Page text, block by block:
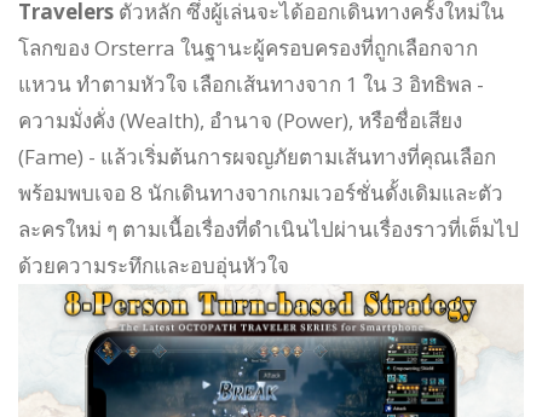
Travelers ตัวหลัก ซึ่งผู้เล่นจะได้ออกเดินทางครั้งใหม่ใน
โลกของ Orsterra ในฐานะผู้ครอบครองที่ถูกเลือกจาก
แหวน ทำตามหัวใจ เลือกเส้นทางจาก 1 ใน 3 อิทธิพล -
ความมั่งคั่ง (Wealth), อำนาจ (Power), หรือชื่อเสียง
(Fame) - แล้วเริ่มต้นการผจญภัยตามเส้นทางที่คุณเลือก
พร้อมพบเจอ 8 นักเดินทางจากเกมเวอร์ชั่นดั้งเดิมและตัว
ละครใหม่ ๆ ตามเนื้อเรื่องที่ดำเนินไปผ่านเรื่องราวที่เต็มไป
ด้วยความระทึกและอบอุ่นหัวใจ